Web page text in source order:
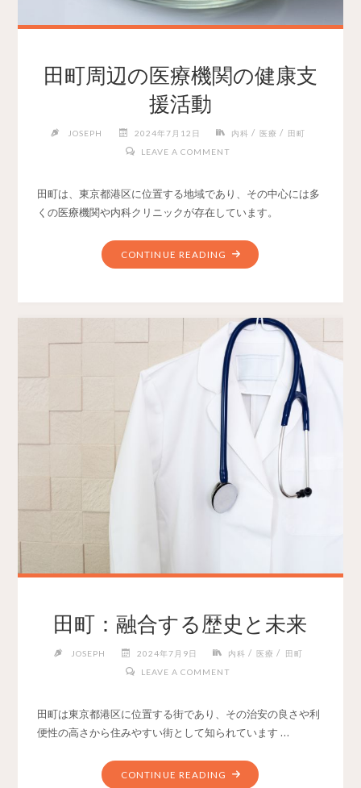
田町周辺の医療機関の健康支
援活動
JOSEPH 2024年7月12日 内科 / 医療 / 田町
LEAVE A COMMENT
田町は、東京都港区に位置する地域であり、その中心には多
くの医療機関や内科クリニックが存在しています。
CONTINUE READING
田町：融合する歴史と未来
JOSEPH 2024年7月9日 内科 / 医療 /
田町
LEAVE A COMMENT
田町は東京都港区に位置する街であり、その治安の良さや利
便性の高さから住みやすい街として知られています …
CONTINUE READING